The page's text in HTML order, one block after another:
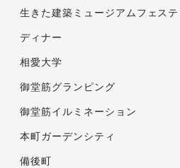
生きた建築ミュージアムフェス
ディナー
相愛大学
御堂筋グランピング
御堂筋イルミネーション
本町ガーデンシティ
備後町